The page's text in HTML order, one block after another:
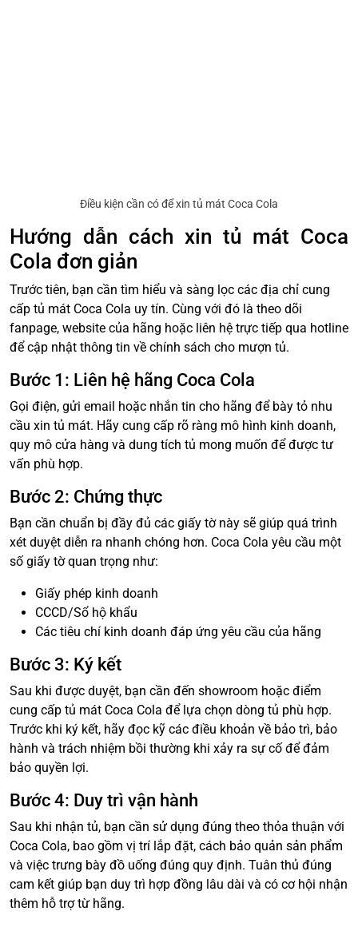
Điều kiện cần có để xin tủ mát Coca Cola
Hướng dẫn cách xin tủ mát Coca
Cola đơn giản
Trước tiên, bạn cần tìm hiểu và sàng lọc các địa chỉ cung
cấp tủ mát Coca Cola uy tín. Cùng với đó là theo dõi
fanpage, website của hãng hoặc liên hệ trực tiếp qua hotline
để cập nhật thông tin về chính sách cho mượn tủ.
Bước 1: Liên hệ hãng Coca Cola
Gọi điện, gửi email hoặc nhắn tin cho hãng để bày tỏ nhu
cầu xin tủ mát. Hãy cung cấp rõ ràng mô hình kinh doanh,
quy mô cửa hàng và dung tích tủ mong muốn để được tư
vấn phù hợp.
Bước 2: Chứng thực
Bạn cần chuẩn bị đầy đủ các giấy tờ này sẽ giúp quá trình
xét duyệt diễn ra nhanh chóng hơn. Coca Cola yêu cầu một
số giấy tờ quan trọng như:
Giấy phép kinh doanh
CCCD/Sổ hộ khẩu
Các tiêu chí kinh doanh đáp ứng yêu cầu của hãng
Bước 3: Ký kết
Sau khi được duyệt, bạn cần đến showroom hoặc điểm
cung cấp tủ mát Coca Cola để lựa chọn dòng tủ phù hợp.
Trước khi ký kết, hãy đọc kỹ các điều khoản về bảo trì, bảo
hành và trách nhiệm bồi thường khi xảy ra sự cố để đảm
bảo quyền lợi.
Bước 4: Duy trì vận hành
Sau khi nhận tủ, bạn cần sử dụng đúng theo thỏa thuận với
Coca Cola, bao gồm vị trí lắp đặt, cách bảo quản sản phẩm
và việc trưng bày đồ uống đúng quy định. Tuân thủ đúng
cam kết giúp bạn duy trì hợp đồng lâu dài và có cơ hội nhận
thêm hỗ trợ từ hãng.